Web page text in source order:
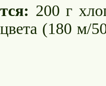
200 г
(180